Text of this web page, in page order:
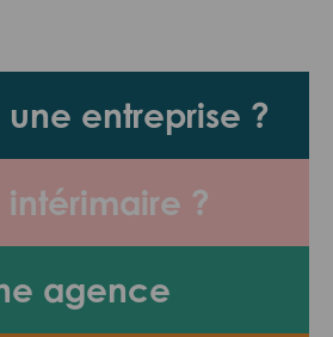
une entreprise ?
intérimaire ?
agence